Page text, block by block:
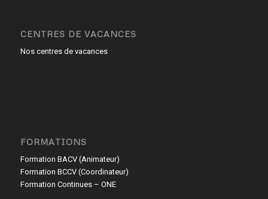
CENTRES DE VACANCES
Nos centres de vacances
FORMATIONS
Formation BACV (Animateur)
Formation BCCV (Coordinateur)
Formation Continues – ONE